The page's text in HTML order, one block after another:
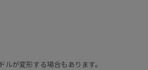
が変形する場合もあります。